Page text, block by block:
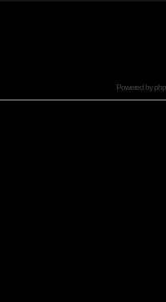
Powered by